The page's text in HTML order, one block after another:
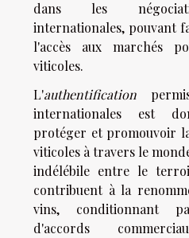
dans les
internationales, pouvant
l'accès aux marchés
viticoles.
L'authentification
internationales est
protéger et promouvoir
viticoles à travers le
indélébile entre le
contribuent à la
vins, conditionnant
d'accords